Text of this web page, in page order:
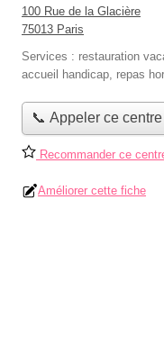
100 Rue de la Glacière
75013 Paris
Services : restauration
accueil handicap, repas
📞 Appeler ce
Recommander ce
Améliorer cette fiche